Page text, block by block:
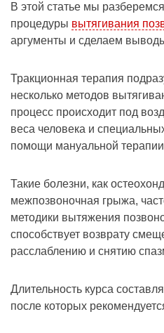
В этой статье мы
процедуры вытягивания
аргументы и сделаем
Тракционная терапия
несколько методов
процесс происходит под
веса человека и
помощи мануальной
Такие болезни, как
межпозвоночная грыжа,
методики вытяжения
способствует возврату
расслаблению и снятию
Длительность курса
после которых